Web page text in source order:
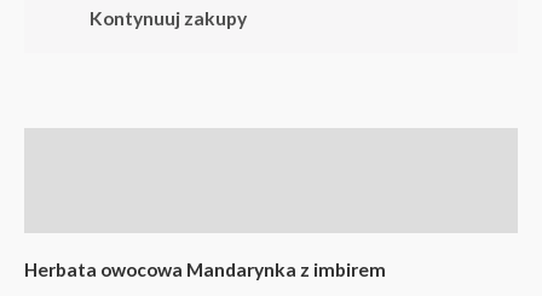
Kontynuuj zakupy
Herbata owocowa Mandarynka z imbirem